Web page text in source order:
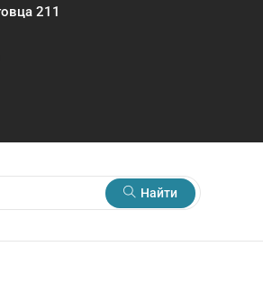
211
Найти